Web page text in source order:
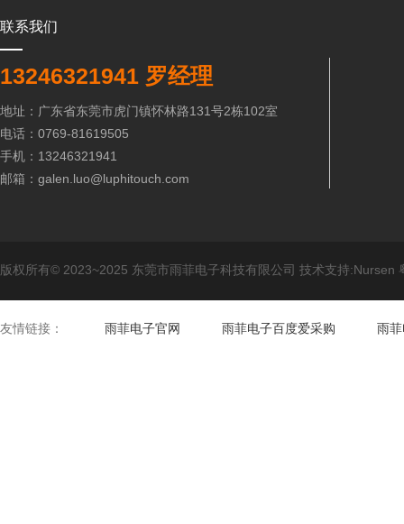
联系我们
13246321941 罗经理
地址：广东省东莞市虎门镇怀林路131号2栋102室
电话：0769-81619505
手机：13246321941
邮箱：galen.luo@luphitouch.com
版权所有© 2023~2025 东莞市雨菲电子科技有限公司 技术支持:Nursen
友情链接： 雨菲电子官网 雨菲电子百度爱采购 雨